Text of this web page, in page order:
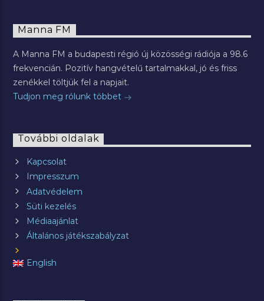
Manna FM
A Manna FM a budapesti régió új közösségi rádiója a 98.6
frekvencián. Pozitív hangvételű tartalmakkal, jó és friss
zenékkel töltjük fel a napjait.
Tudjon meg rólunk többet
További oldalak
Kapcsolat
Impresszum
Adatvédelem
Süti kezelés
Médiaajánlat
Általános játékszabályzat
English